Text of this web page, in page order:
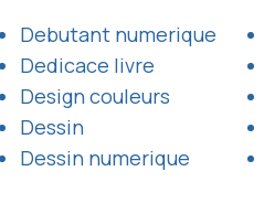
Debutant numerique
Dedicace livre
Design couleurs
Dessin
Dessin numerique